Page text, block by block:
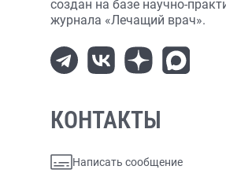
создан на базе научно-
журнала «Лечащий врач».
КОНТАКТЫ
Написать сообщение